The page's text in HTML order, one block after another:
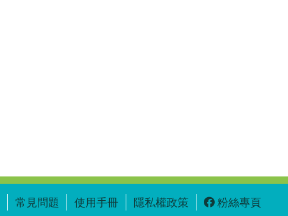
常見問題 使用手冊 隱私權政策 粉絲專頁